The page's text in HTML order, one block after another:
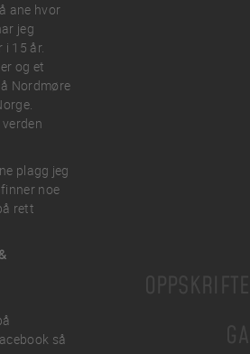
ane hvor
jeg
i 15 år.
og et
Nordmøre
plagg jeg
noe
rett
så